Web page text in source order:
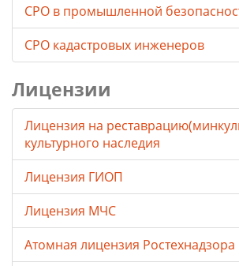
СРО в промышленной
СРО кадастровых инженеров
Лицензии
Лицензия на
культурного наследия
Лицензия ГИОП
Лицензия МЧС
Атомная лицензия Ростехнадзора